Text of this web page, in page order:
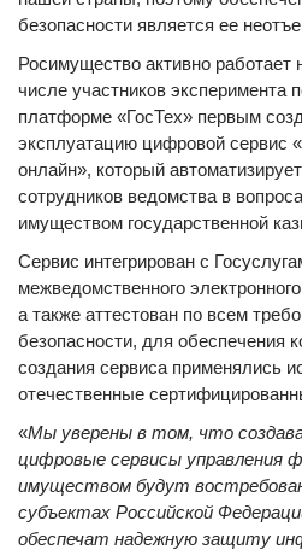
безопасности является ее
Росимущество активно работает
числе участников эксперимента
платформе «ГосТех» первым
эксплуатацию цифровой сервис
онлайн», который
сотрудников ведомства в
имуществом государственной
Сервис интегрирован с
межведомственного
а также аттестован по всем
безопасности, для обеспечения
создания сервиса применялись
отечественные
«Мы уверены в том, что
цифровые сервисы управления
имуществом будут
субъектах Российской
обеспечат надежную защиту